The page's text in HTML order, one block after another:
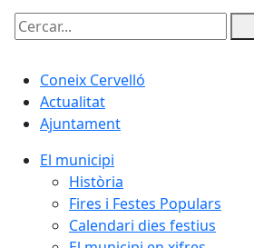
Cercar:
Coneix Cervelló
Actualitat
Ajuntament
El municipi
Història
Fires i Festes Populars
Calendari dies festius